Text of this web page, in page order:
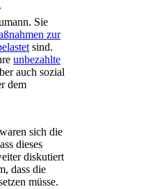
Sie
zur
sind.
unbezahlte
auch sozial
dem
sich die
dieses
diskutiert
dass die
müsse.